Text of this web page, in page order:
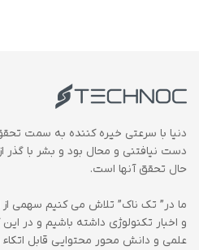
دنیا با سرعتی خیره کننده به سمت
دست نیافتنی و محال بود و بشر با گذر
حال تحقق آنها است.
ما در” تک ناک” تلاش می کنیم سهمی
و اخبار تکنولوژی داشته باشیم و در
علمی و دانش محور محتوایی قابل اتکاء